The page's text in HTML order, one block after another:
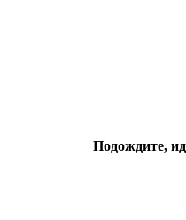
Подождите,